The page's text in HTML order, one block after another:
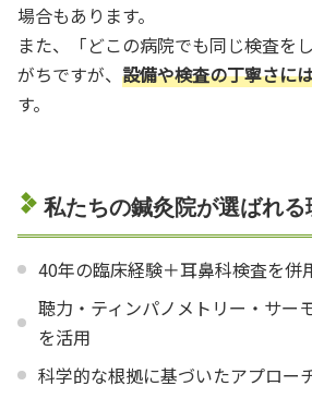
場合もあります。
また、「どこの病院でも同じ検査を
がちですが、 設備や検査の丁寧さに
す。
私たちの鍼灸院が選ばれる
40年の臨床経験＋耳鼻科検査を併
聴力・ティンパノメトリー・サー
を活用
科学的な根拠に基づいたアプロー